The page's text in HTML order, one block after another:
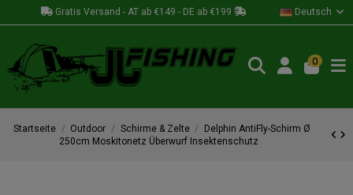
Gratis Versand - AT ab €149 - DE ab €199 Deutsch
0
Startseite Outdoor Schirme & Zelte
Delphin AntiFly-Schirm Ø
250cm Moskitonetz Überwurf Insektenschutz